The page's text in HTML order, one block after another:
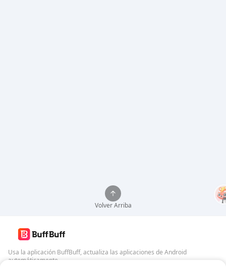
Volver Arriba
Usa la aplicación BuffBuff, actualiza las aplicaciones de Android
automáticamente